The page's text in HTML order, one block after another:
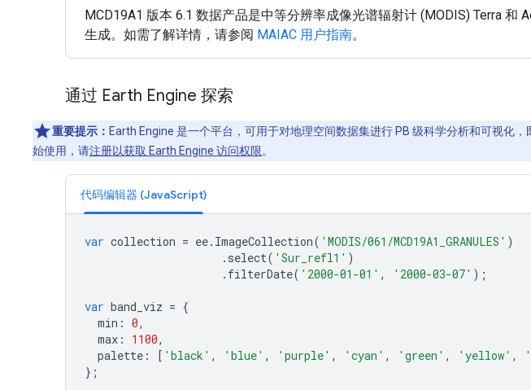
MCD19A1 版本 6.1 数据产品是中等分辨率成像光谱辐射计 (MODIS) Terra
生成。如需了解详情，请参阅 MAIAC 用户指南。
通过 Earth Engine 探索
重要提示： Earth Engine 是一个平台，可用于对地理空间数据集进行 PB 级科学分析和可视化
始使用，请注册以获取 Earth Engine 访问权限。
代码编辑器 (JavaScript)
var collection = ee. ImageCollection( 'MODIS/061/MCD19A1_GRANULES' )
. select( 'Sur_refl1' )
. filterDate( '2000-01-01' , '2000-03-07' );
var band_viz = {
min : 0,
max : 1100,
palette : [ 'black' , 'blue' , 'purple' , 'cyan' , 'green' , 'yellow' ,
};